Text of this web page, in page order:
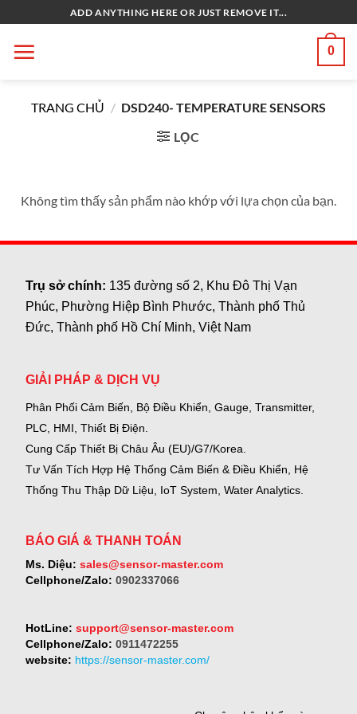
qua
nội
ADD ANYTHING HERE OR JUST REMOVE IT...
0
TRANG CHỦ / DSD240- TEMPERATURE SENSORS
LỌC
Không tìm thấy sản phẩm nào khớp với lựa chọn của bạn.
Trụ sở chính: 135 đường số 2, Khu Đô Thị Vạn
Phúc, Phường Hiệp Bình Phước, Thành phố Thủ
Đức, Thành phố Hồ Chí Minh, Việt Nam
GIẢI PHÁP & DỊCH VỤ
Phân Phối Cảm Biến, Bộ Điều Khiển, Gauge, Transmitter,
PLC, HMI, Thiết Bị Điện.
Cung Cấp Thiết Bị Châu Âu (EU)/G7/Korea.
Tư Vấn Tích Hợp Hệ Thống Cảm Biến & Điều Khiển, Hệ
Thống Thu Thập Dữ Liệu, IoT System, Water Analytics.
BÁO GIÁ & THANH TOÁN
Ms. Diệu: sales@sensor-master.com
Cellphone/Zalo: 0902337066
HotLine: support@sensor-master.com
Cellphone/Zalo: 0911472255
website: https://sensor-master.com/